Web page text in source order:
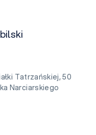
Tatrzańskiej, 50
Narciarskiego